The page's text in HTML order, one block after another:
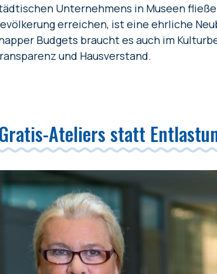
Unternehmens in Museen
erreichen, ist eine ehrliche
Budgets braucht es auch im
und Hausverstand.
Ateliers statt